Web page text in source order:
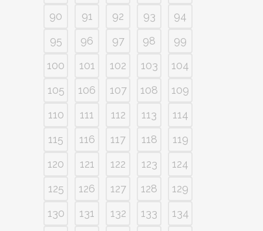
90
91 92 93
94
95
96 97 98
99
100
101 102 103
104
105
106 107 108
109
110
111 112 113
114
115
116 117 118
119
120
121 122 123
124
125
126 127 128
129
130
131 132 133
134